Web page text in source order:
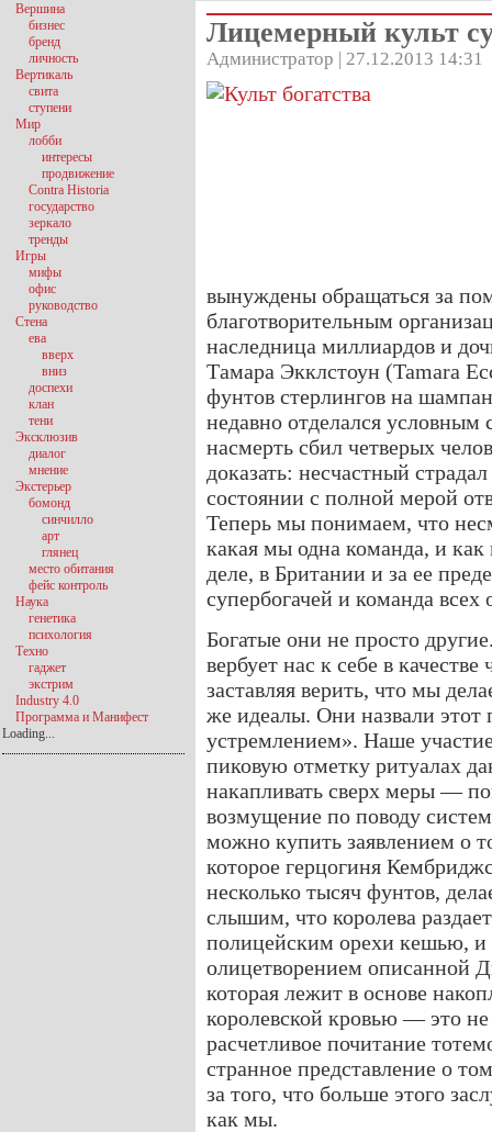
Лицемерный культ
Администратор | 27.12.2013 14:31
вынуждены обращаться за
благотворительным
наследница миллиардов и
Тамара Экклстоун (Tamara
фунтов стерлингов на
недавно отделался условным
насмерть сбил четверых
доказать: несчастный
состоянии с полной мерой
Теперь мы понимаем, что
какая мы одна команда, и
деле, в Британии и за ее
супербогачей и команда всех
Богатые они не просто
вербует нас к себе в
заставляя верить, что мы
же идеалы. Они назвали
устремлением». Наше
пиковую отметку ритуалах
накапливать сверх меры —
возмущение по поводу
можно купить заявлением о
которое герцогиня
несколько тысяч фунтов,
слышим, что королева
полицейским орехи кешью, и
олицетворением описанной
которая лежит в основе
королевской кровью — это
расчетливое почитание
странное представление о
за того, что больше этого
как мы.
Вершина
бизнес
бренд
личность
Вертикаль
свита
ступени
Мир
лобби
интересы
продвижение
Contra Historia
государство
зеркало
тренды
Игры
мифы
офис
руководство
Стена
ева
вверх
вниз
доспехи
клан
тени
Эксклюзив
диалог
мнение
Экстерьер
бомонд
синчилло
арт
глянец
место обитания
фейс контроль
Наука
генетика
психология
Техно
гаджет
экстрим
Industry 4.0
Программа и Манифест
Loading...